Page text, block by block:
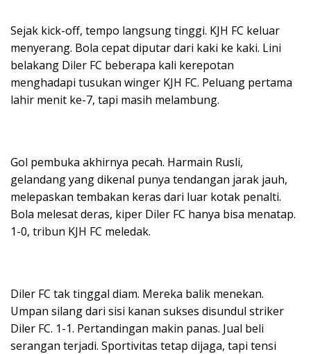
Sejak kick-off, tempo langsung tinggi. KJH FC keluar
menyerang. Bola cepat diputar dari kaki ke kaki. Lini
belakang Diler FC beberapa kali kerepotan
menghadapi tusukan winger KJH FC. Peluang pertama
lahir menit ke-7, tapi masih melambung.
Gol pembuka akhirnya pecah. Harmain Rusli,
gelandang yang dikenal punya tendangan jarak jauh,
melepaskan tembakan keras dari luar kotak penalti.
Bola melesat deras, kiper Diler FC hanya bisa menatap.
1-0, tribun KJH FC meledak.
Diler FC tak tinggal diam. Mereka balik menekan.
Umpan silang dari sisi kanan sukses disundul striker
Diler FC. 1-1. Pertandingan makin panas. Jual beli
serangan terjadi. Sportivitas tetap dijaga, tapi tensi